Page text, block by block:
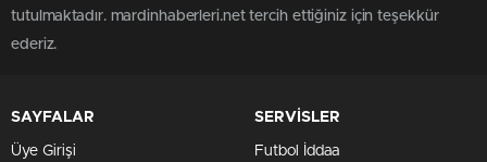
tutulmaktadır. mardinhaberleri.net tercih ettiğiniz için teşekkür
ederiz.
SAYFALAR
Üye Girişi
SERVİSLER
Futbol İddaa